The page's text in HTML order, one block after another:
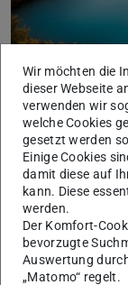
TK-
24.10.2025
Ein Seminar zur
gegen Stress
Die Seminarreihe
13.12.2025 – (2*
Wir möchten die
dieser Webseite
verwenden wir
welche Cookies
gesetzt werden
Einige Cookies
damit diese auf
kann. Diese
werden.
Der Komfort-
bevorzugte
Auswertung
„Matomo“ regelt.